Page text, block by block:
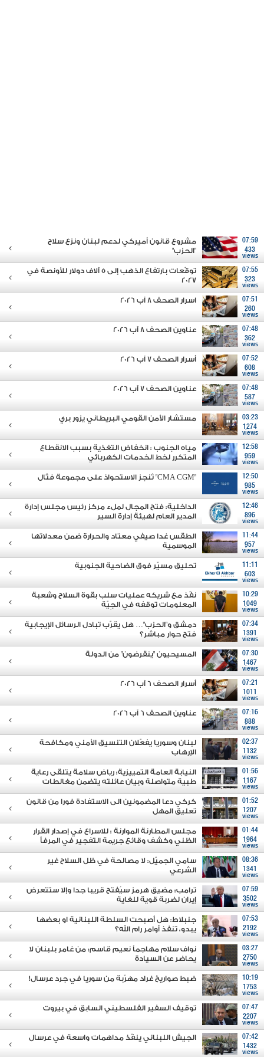
07:59
433
views
مشروع قانون أميركي لدعم لبنان ونزع سلاح
"الحزب"
07:55
323
views
توقّعات بارتفاع الذهب إلى 5 آلاف دولار للأونصة في
2027
07:51
260
views
اسرار الصحف 8 آب 2026
07:48
362
views
عناوين الصحف 8 آب 2026
07:52
608
views
أسرار الصحف 7 آب 2026
07:48
587
views
عناوين الصحف 7 آب 2026
03:23
1274
views
مستشار الأمن القومي البريطاني يزور بري
12:58
959
views
مياه الجنوب : انخفاض التغذية بسبب الانقطاع
المتكرر لخط الخدمات الكهربائي
12:50
985
views
"CMA CGM" تُنجز الاستحواذ على مجموعة فتّال
12:46
896
views
الداخلية: فتح المجال لملء مركز رئيس مجلس إدارة
المدير العام لهيئة إدارة السير
11:44
957
views
الطقس غدا صيفي معتاد والحرارة ضمن معدلاتها
الموسمية
11:11
603
views
تحليق مسيّر فوق الضاحية الجنوبية
10:29
1049
views
نفّذ مع شريكه عمليات سلب بقوة السلاح وشعبة
المعلومات توقفه في الجِيّة
07:34
1391
views
دمشق و"الحزب"… هل يقرّب تبادل الرسائل الإيجابية
فتح حوار مباشر؟
07:30
1467
views
المسيحيون "ينقرضون" من الدولة
07:21
1011
views
أسرار الصحف 6 آب 2026
07:16
888
views
عناوين الصحف 6 آب 2026
02:37
1132
views
لبنان وسوريا يفعّلان التنسيق الأمني ومكافحة
الإرهاب
01:56
1167
views
النيابة العامة التمييزية: رياض سلامة يتلقى رعاية
طبية متواصلة وبيان عائلته يتضمن مغالطات
01:52
1207
views
كركي دعا المضمونين الى الاستفادة فورا من قانون
تعليق المهل
01:44
1964
views
مجلس المطارنة الموارنة : للاسراع في إصدار القرار
الظني وكشف وقائع جريمة التفجير في المرفأ
08:36
1341
views
سامي الجميّل: لا مصالحة في ظل السلاح غير
الشرعي
07:59
3502
views
ترامب: مضيق هرمز سيُفتح قريبا جدا وإلا ستتعرض
إيران لضربة قوية للغاية
07:53
2192
views
جنبلاط: هل أصبحت السلطة اللبنانية او بعضها
يبدو، تنفذ أوامر رام الله؟
03:27
2750
views
نواف سلام مهاجماً نعيم قاسم: من غامر بلبنان لا
يحاضر عن السيادة
10:19
1753
views
ضبط صواريخ غراد مهرّبة من سوريا في جرد عرسال!
07:47
2207
views
توقيف السفير الفلسطيني السابق في بيروت
07:42
1432
views
الجيش اللبناني ينفّذ مداهمات واسعة في عرسال